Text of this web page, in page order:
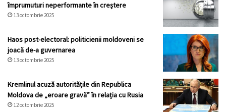
împrumuturi neperformante în creștere
13 octombrie 2025
Haos post-electoral: politicienii moldoveni se
joacă de-a guvernarea
13 octombrie 2025
Kremlinul acuză autoritățile din Republica
Moldova de „eroare gravă” în relația cu Rusia
12 octombrie 2025